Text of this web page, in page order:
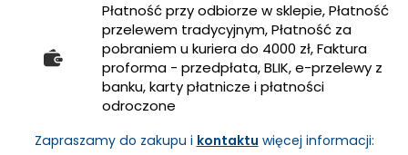
Płatność przy odbiorze w sklepie, Płatność
przelewem tradycyjnym, Płatność za
pobraniem u kuriera do 4000 zł, Faktura
proforma - przedpłata, BLIK, e-przelewy z
banku, karty płatnicze i płatności
odroczone
Zapraszamy do zakupu i kontaktu więcej informacji: